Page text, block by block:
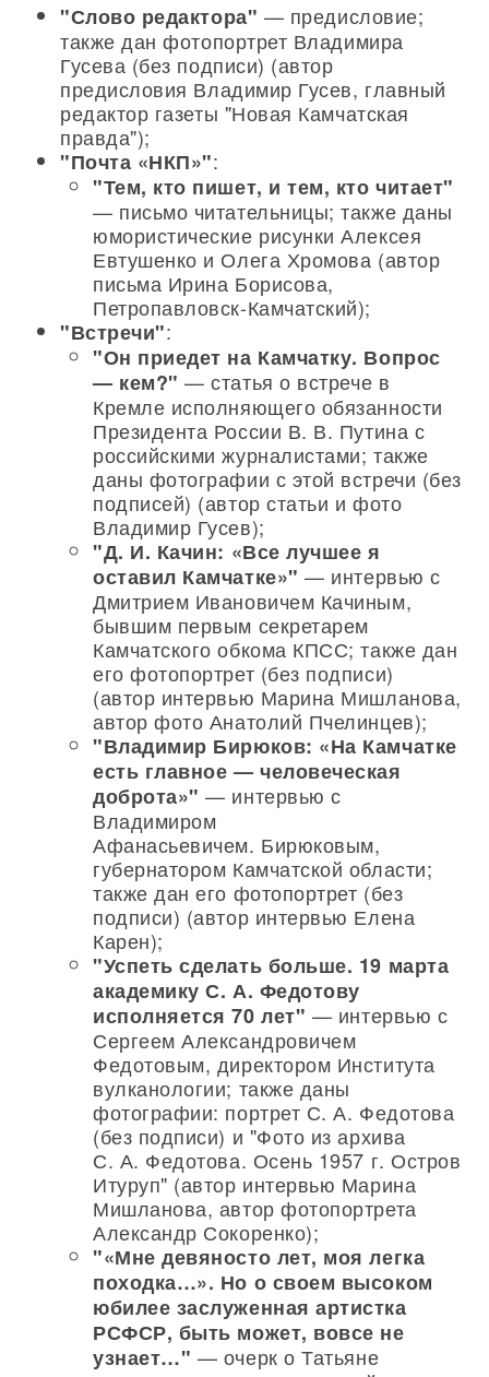
"Слово редактора" — предисловие;
также дан фотопортрет Владимира
Гусева (без подписи) (автор
предисловия Владимир Гусев, главный
редактор газеты "Новая Камчатская
правда");
"Почта «НКП»":
"Тем, кто пишет, и тем, кто читает"
— письмо читательницы; также даны
юмористические рисунки Алексея
Евтушенко и Олега Хромова (автор
письма Ирина Борисова,
Петропавловск-Камчатский);
"Встречи":
"Он приедет на Камчатку. Вопрос
— кем?" — статья о встрече в
Кремле исполняющего обязанности
Президента России В. В. Путина с
российскими журналистами; также
даны фотографии с этой встречи (без
подписей) (автор статьи и фото
Владимир Гусев);
"Д. И. Качин: «Все лучшее я
оставил Камчатке»" — интервью с
Дмитрием Ивановичем Качиным,
бывшим первым секретарем
Камчатского обкома КПСС; также дан
его фотопортрет (без подписи)
(автор интервью Марина Мишланова,
автор фото Анатолий Пчелинцев);
"Владимир Бирюков: «На Камчатке
есть главное — человеческая
доброта»" — интервью с
Владимиром
Афанасьевичем. Бирюковым,
губернатором Камчатской области;
также дан его фотопортрет (без
подписи) (автор интервью Елена
Карен);
"Успеть сделать больше. 19 марта
академику С. А. Федотову
исполняется 70 лет" — интервью с
Сергеем Александровичем
Федотовым, директором Института
вулканологии; также даны
фотографии: портрет С. А. Федотова
(без подписи) и "Фото из архива
С. А. Федотова. Осень 1957 г. Остров
Итуруп" (автор интервью Марина
Мишланова, автор фотопортрета
Александр Сокоренко);
"«Мне девяносто лет, моя легка
походка…». Но о своем высоком
юбилее заслуженная артистка
РСФСР, быть может, вовсе не
узнает…" — очерк о Татьяне